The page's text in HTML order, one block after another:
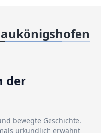
der
bewegte Geschichte.
urkundlich erwähnt